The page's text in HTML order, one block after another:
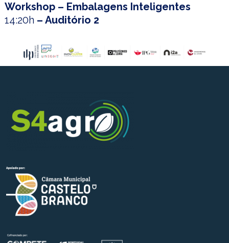
Workshop – Embalagens Inteligentes
14:20h– Auditório 2